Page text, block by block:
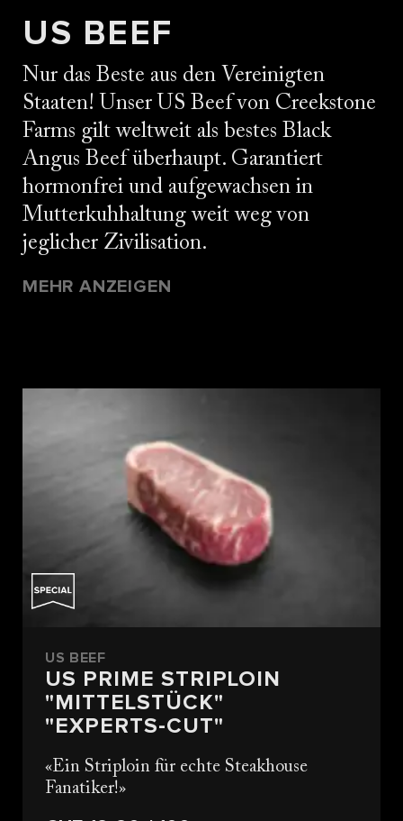
US BEEF
Nur das Beste aus den Vereinigten
Staaten! Unser US Beef von Creekstone
Farms gilt weltweit als bestes Black
Angus Beef überhaupt. Garantiert
hormonfrei und aufgewachsen in
Mutterkuhhaltung weit weg von
jeglicher Zivilisation.
MEHR ANZEIGEN
US BEEF
US PRIME STRIPLOIN
"MITTELSTÜCK"
"EXPERTS-CUT"
Ein Striploin für echte Steakhouse
Fanatiker!